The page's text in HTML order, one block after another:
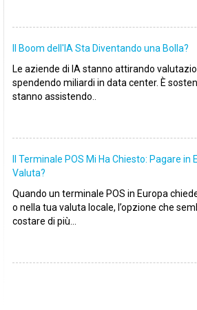
Il Boom dell'IA Sta Diventando una Bolla?
Le aziende di IA stanno attirando
spendendo miliardi in data center. È
stanno assistendo..
Il Terminale POS Mi Ha Chiesto: Pagare in
Valuta?
Quando un terminale POS in Europa
o nella tua valuta locale, l’opzione che
costare di più...